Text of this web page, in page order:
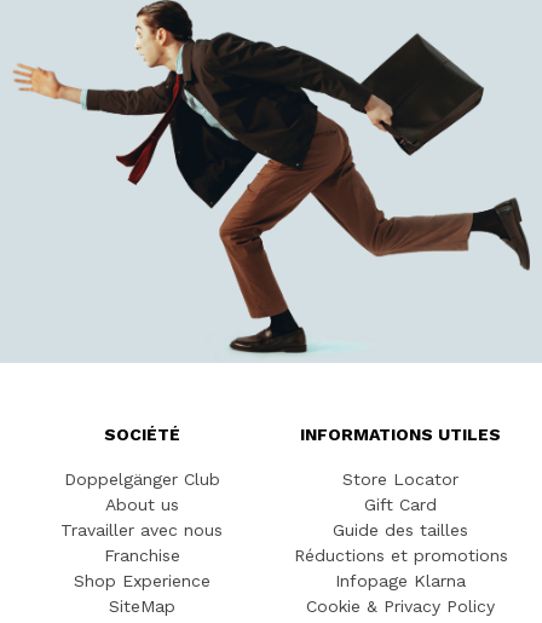
SOCIÉTÉ
Doppelgänger Club
About us
Travailler avec nous
Franchise
Shop Experience
SiteMap
INFORMATIONS UTILES
Store Locator
Gift Card
Guide des tailles
Réductions et promotions
Infopage Klarna
Cookie & Privacy Policy